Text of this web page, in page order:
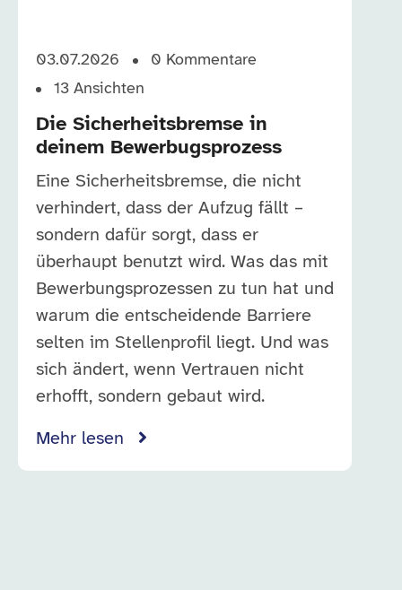
03.07.2026 0 Kommentare
13 Ansichten
Die Sicherheitsbremse in
deinem Bewerbugsprozess
Eine Sicherheitsbremse, die nicht
verhindert, dass der Aufzug fällt –
sondern dafür sorgt, dass er
überhaupt benutzt wird. Was das mit
Bewerbungsprozessen zu tun hat und
warum die entscheidende Barriere
selten im Stellenprofil liegt. Und was
sich ändert, wenn Vertrauen nicht
erhofft, sondern gebaut wird.
Mehr lesen